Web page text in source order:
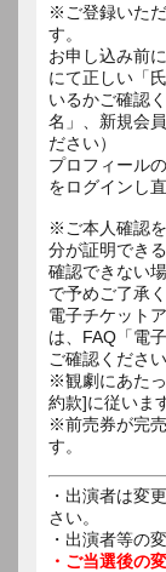
※ご登録いた
す。
お申し込み前
にて正しい「
いるかご確認
名」、新規会
ださい）
プロフィール
をログインし
※ご本人確認
分が証明でき
確認できない
で予めご了承く
電子チケット
は、FAQ「電
ご確認ください
※観劇にあた
約款]に従いま
※前売券が完
す。
・出演者は変
さい。
・出演者等の
・ご当選後の